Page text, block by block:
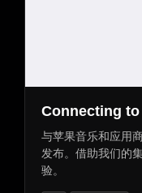
‎Connecting
与苹果音乐和应用
发布。借助我们的
验。